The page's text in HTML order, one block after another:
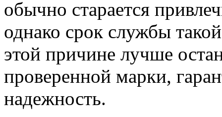
обычно старается
однако срок службы
этой причине лучше
проверенной марки,
надежность.